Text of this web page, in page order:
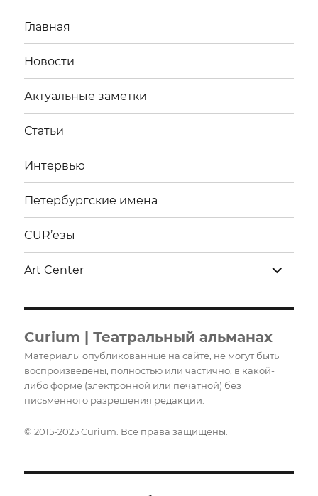
Главная
Новости
Актуальные заметки
Статьи
Интервью
Петербургские имена
CUR’ёзы
Art Center
меню
Curium | Театральный альманах
Материалы опубликованные на сайте, не могут быть
воспроизведены, полностью или частично, в какой-
либо форме (электронной или печатной) без
письменного разрешения редакции.
© 2015-2025 Curium. Все права защищены.